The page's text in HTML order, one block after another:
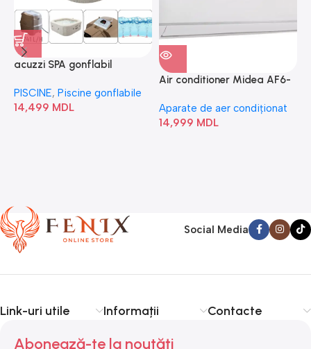
acuzzi SPA gonflabil
Bubble” 28446
PISCINE, Piscine gonflabile
14,499 MDL
Air conditioner Midea AF6-
Aparate de aer condiționat
14,999 MDL
Social Media
Link-uri utile Informații Contacte
Abonează-te la noutăți